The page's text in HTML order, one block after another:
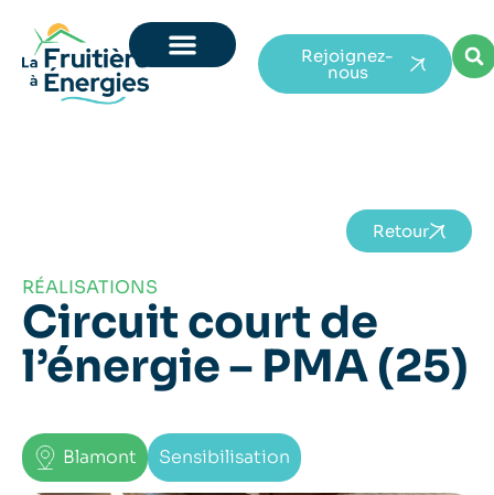
Rejoignez-
nous
RÉALISATIONS
Circuit court de
l’énergie – PMA (25)
Retour
Blamont Sensibilisation